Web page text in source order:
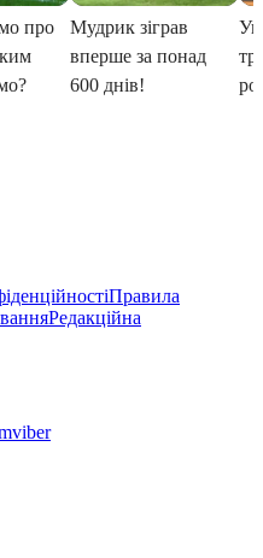
Правила
Редакційна
viber